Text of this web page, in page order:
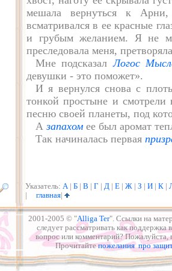
мешала вернуться к
всматривался в ее красные
и грубым желанием. Я не
преследовала меня,
Мне подсказалЛогос
девушки - это поможет».
И я вернулся снова с
тонкой простыне и
песню своей планеты, под
Азапахом ее был аромат
Так начиналась первая
Указатель: А| Б В Г Д Е Ж З И К
главная
2001-2005 © "Alliga Ter". Ссылки на
следует рассматривать как
вопрос или комментарий?
Прочитайтепожелания про